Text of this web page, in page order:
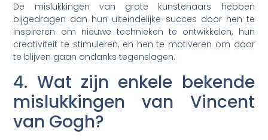
De mislukkingen van grote kunstenaars hebben
bijgedragen aan hun uiteindelijke succes door hen te
inspireren om nieuwe technieken te ontwikkelen, hun
creativiteit te stimuleren, en hen te motiveren om door
te blijven gaan ondanks tegenslagen.
4. Wat zijn enkele bekende
mislukkingen van Vincent
van Gogh?